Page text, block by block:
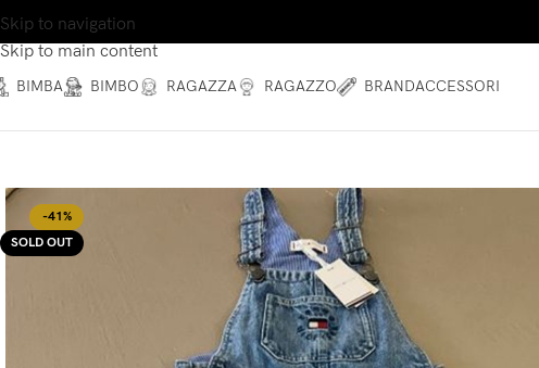
Skip to navigation
Skip to main content
BIMBA BIMBO RAGAZZA RAGAZZO BRANDACCESSORI
-41%
SOLD OUT